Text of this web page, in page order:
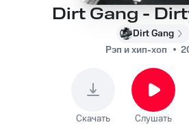
Dirt Gang -
Dirt Gang
Рэп и хип-хоп
Скачать Слушать